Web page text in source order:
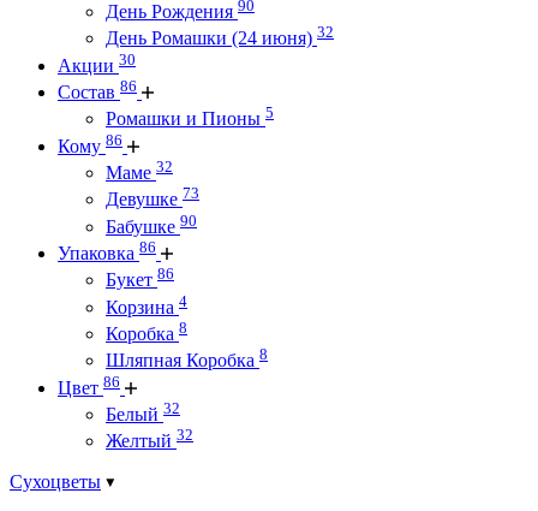
День Рождения 90
День Ромашки (24 июня) 32
Акции 30
Состав 86
Ромашки и Пионы 5
Кому 86
Маме 32
Девушке 73
Бабушке 90
Упаковка 86
Букет 86
Корзина 4
Коробка 8
Шляпная Коробка 8
Цвет 86
Белый 32
Желтый 32
Сухоцветы